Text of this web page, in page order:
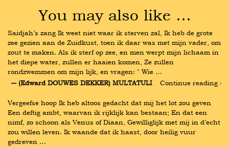
You may also like …
Saidjah’s zang Ik weet niet waar ik sterven zal, Ik heb de grote
zee gezien aan de Zuidkust, toen ik daar was met mijn vader, om
zout te maken. Als ik sterf op zee, en men werpt mijn lichaam in
het diepe water, zullen er haaien komen, Ze zullen
rondzwemmen om mijn lijk, en vragen: " Wie …
― (Edward DOUWES DEKKER) MULTATULI
Continue reading ›
Vergeefse hoop Ik heb altoos gedacht dat mij het lot zou geven
Een deftig ambt, waarvan ik rijklijk kan bestaan; En dat een
nimf, zo schoon als Venus of Diaan, Gewilliglijk met mij in d’echt
zou willen leven. Ik waande dat ik haast, door heilig vuur
gedreven …